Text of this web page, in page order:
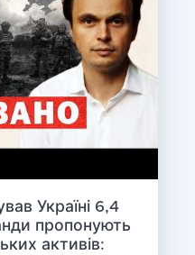
Україні 6,4
пропонують
активів: